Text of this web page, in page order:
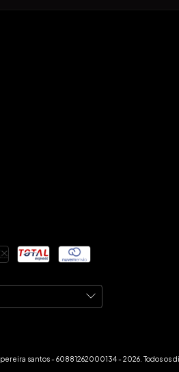
santos - 60881262000134 - 2026. Todos os